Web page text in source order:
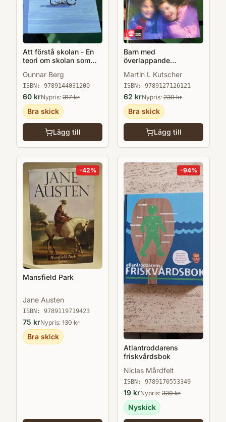
Att förstå skolan - En
teori om skolan som
organisationer
Gunnar Berg
ISBN: 9789144031200
60 krNypris: 317kr
Bra skick
Lägg till
Barn med
överlappande
inlärningssvårigheter,
Asperger, Tourette,
bipolär sjukdom med
flera
Martin L Kutscher
ISBN: 9789127126121
62 krNypris: 230kr
Bra skick
Lägg till
-42%
Mansfield Park
Jane Austen
ISBN: 9789119719423
75 krNypris: 130kr
Bra skick
-94%
Atlantroddarens
friskvårdsbok
Niclas Mårdfelt
ISBN: 9789170553349
19 krNypris: 330kr
Nyskick